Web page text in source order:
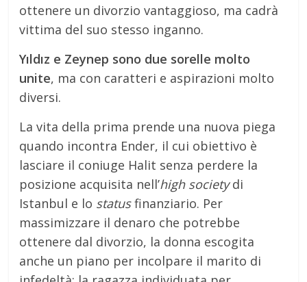
ottenere un divorzio vantaggioso, ma cadrà
vittima del suo stesso inganno.
Yıldız e Zeynep sono due sorelle molto
unite, ma con caratteri e aspirazioni molto
diversi.
La vita della prima prende una nuova piega
quando incontra Ender, il cui obiettivo è
lasciare il coniuge Halit senza perdere la
posizione acquisita nell’high societydi
Istanbul e lo statusfinanziario. Per
massimizzare il denaro che potrebbe
ottenere dal divorzio, la donna escogita
anche un piano per incolpare il marito di